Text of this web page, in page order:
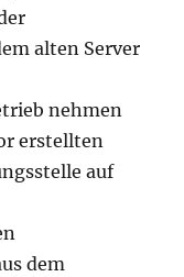
alten Server
nehmen
erstellten
auf
dem